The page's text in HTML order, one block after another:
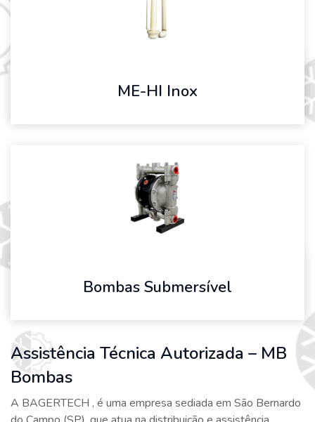
ME-HI Inox
Bombas Submersível
Assistência Técnica Autorizada – MB
Bombas
A BAGERTECH , é uma empresa sediada em São Bernardo